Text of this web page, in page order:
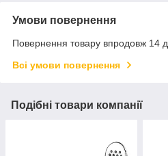
Умови повернення
Повернення товару впродовж 14
Всі умови повернення
Подібні товари компанії